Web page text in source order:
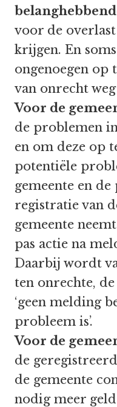
voor de
krijgen. En
ongenoegen op
van onrecht
Voor de
de problemen
en om deze op
potentiële
gemeente en
registratie van
gemeente
pas actie na
Daarbij wordt
ten onrechte,
‘geen melding
probleem is’.
Voor de
de
de gemeente
nodig meer